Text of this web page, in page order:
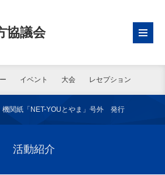
協議会
イベント 大会 レセプション
機関紙「NET-YOUとやま」号外 発行
活動紹介